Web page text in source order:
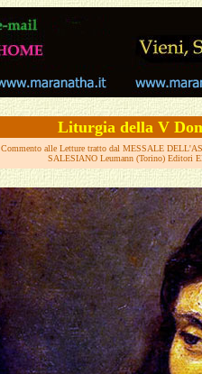
Liturgia della V
Commento alle Letture tratto dal MESSALE
SALESIANO Leumann (Torino) Editori